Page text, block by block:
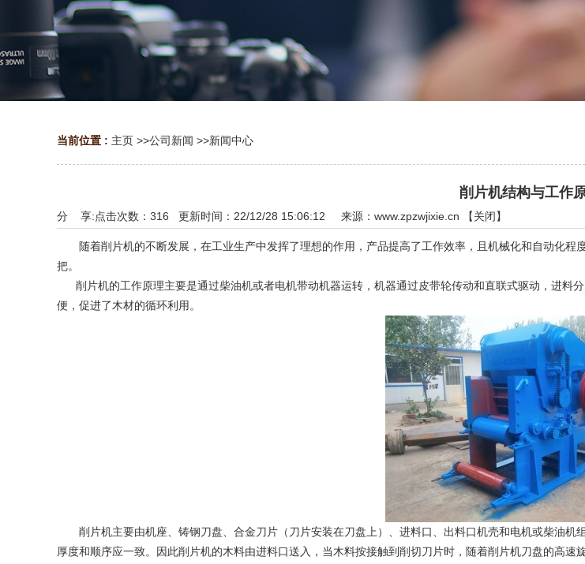
当前位置 : 主页 >>公司新闻 >>新闻中心
削片机结构与工作
点击次数： 316 更新时间：22/12/28 15:06:12 来源： www.zpzwjixie.cn 【关闭】
分 享:
随着削片机的不断发展，在工业生产中发挥了理想的作用，产品提高了工作效率，且机械化和自动化程
把。
削片机的工作原理主要是通过柴油机或者电机带动机器运转，机器通过皮带轮传动和直联式驱动，进料
便，促进了木材的循环利用。
削片机主要由机座、铸钢刀盘、合金刀片（刀片安装在刀盘上）、进料口、出料口机壳和电机或柴油机
厚度和顺序应一致。因此削片机的木料由进料口送入，当木料按接触到削切刀片时，随着削片机刀盘的高